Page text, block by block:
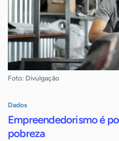
Foto: Divulgação
Dados
Empreendedorismo é
pobreza